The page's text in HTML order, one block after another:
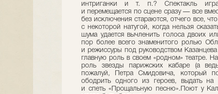
интриганки и т. п.? Спектакль
и перемещается по сцене сразу — все
без исключения стараются, отчего все,
с некоторой натугой, когда нельзя
шума удается вычленить голоса двоих
пор более всего знаменитого ролью
и режиссуры под руководством
главную роль в своем «родном» театре.
роль звезды парижских кабаре (а
пожалуй, Петра Смидовича, который
ободрить одного из героев, выдать на
и спеть «Прощальную песню».Поют у